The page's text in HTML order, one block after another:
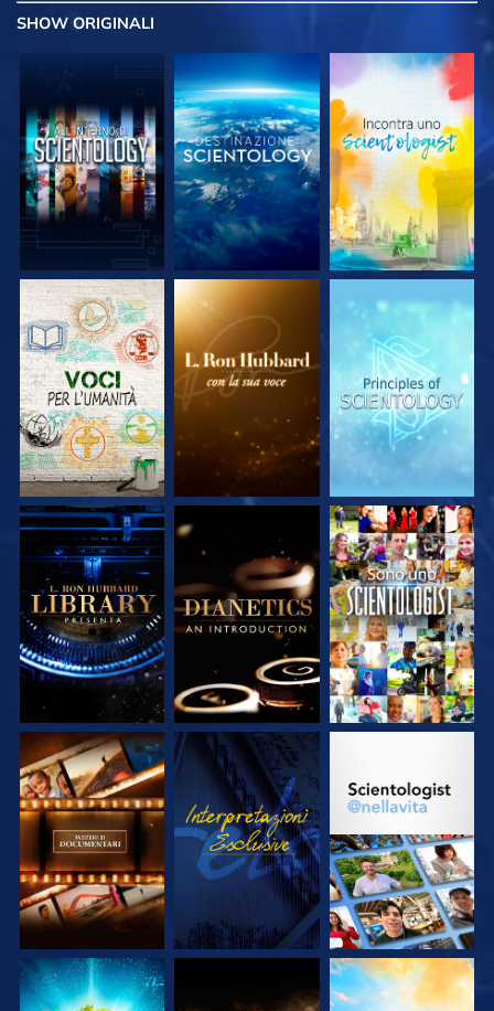
SHOW ORIGINALI
ESPLORA LE
SERIE
ESPLORA LE
SERIE
ESPLORA LE
SERIE
ESPLORA LE
SERIE
ESPLORA LE
SERIE
GUARDA
ESPLORA LE
SERIE
GUARDA
ESPLORA LE